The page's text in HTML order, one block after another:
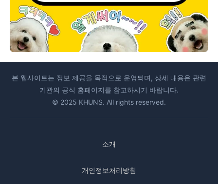
본 웹사이트는 정보 제공을 목적으로 운영되며, 상세 내용은 관련
기관의 공식 홈페이지를 참고하시기 바랍니다.
© 2025 KHUNS. All rights reserved.
소개
개인정보처리방침